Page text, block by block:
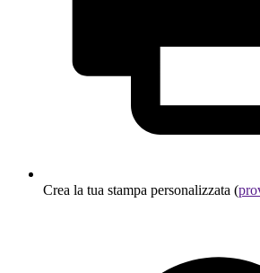
Crea la tua stampa personalizzata (